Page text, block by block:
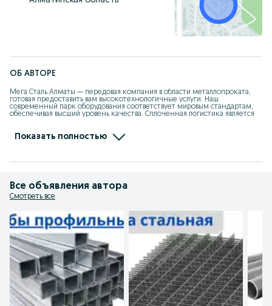
ОБ АВТОРЕ
Мега Сталь Алматы — передовая компания в области металлопроката,
готовая предоставить вам высокотехнологичные услуги. Наш
современный парк оборудования соответствует мировым стандартам,
обеспечивая высший уровень качества. Сплоченная логистика является
наименований металлопроката, включая трубы, арматуру, швеллеры,
Показать полностью
Все объявления автора
Смотреть все